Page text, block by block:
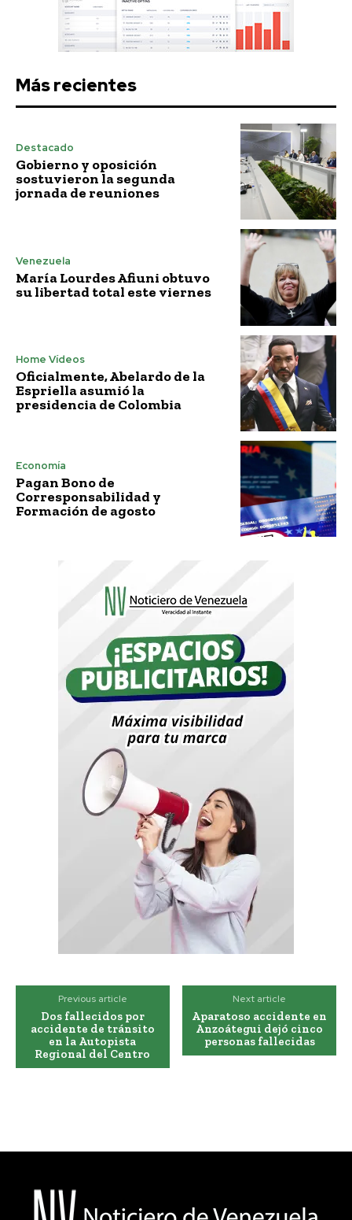
Más recientes
Destacado
Gobierno y oposición
sostuvieron la segunda
jornada de reuniones
Venezuela
María Lourdes Afiuni obtuvo
su libertad total este viernes
Home Vídeos
Oficialmente, Abelardo de la
Espriella asumió la
presidencia de Colombia
Economía
Pagan Bono de
Corresponsabilidad y
Formación de agosto
Previous article
Dos fallecidos por
accidente de tránsito
en la Autopista
Regional del Centro
Next article
Aparatoso accidente en
Anzoátegui dejó cinco
personas fallecidas